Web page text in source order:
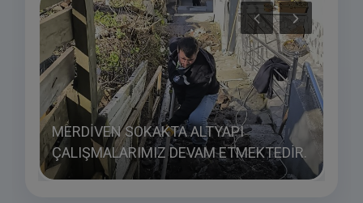
MERDİVEN SOKAKTA ALTYAPI
ÇALIŞMALARIMIZ DEVAM ETMEKTEDİR.